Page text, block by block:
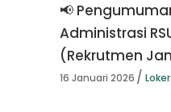
📢
Administrasi
(Rekrutmen
16 Januari 2026 Loker